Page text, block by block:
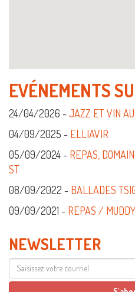
EVÉNEMENTS
24/04/2026 - JAZZ ET VIN
04/09/2025 - ELLIAVIR
05/09/2024 - REPAS,
ST
08/09/2022 - BALLADES
09/09/2021 - REPAS /
NEWSLETTER